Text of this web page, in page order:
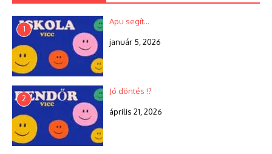
1
Apu segít…
január 5, 2026
2
Jó döntés !?
április 21, 2026